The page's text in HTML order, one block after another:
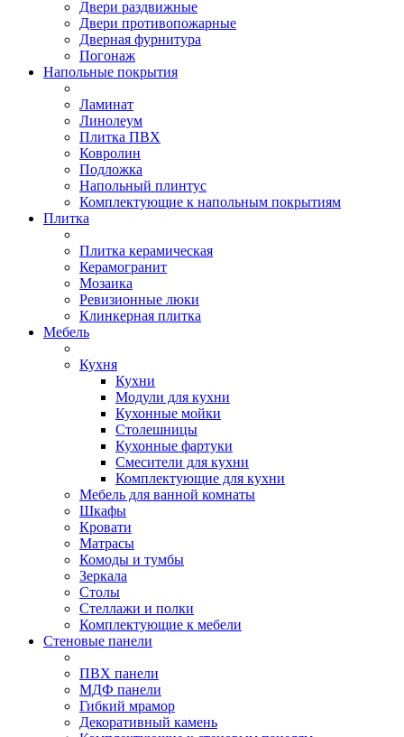
Двери раздвижные
Двери противопожарные
Дверная фурнитура
Погонаж
Напольные покрытия
Ламинат
Линолеум
Плитка ПВХ
Ковролин
Подложка
Напольный плинтус
Комплектующие к напольным покрытиям
Плитка
Плитка керамическая
Керамогранит
Мозаика
Ревизионные люки
Клинкерная плитка
Мебель
Кухня
Кухни
Модули для кухни
Кухонные мойки
Столешницы
Кухонные фартуки
Смесители для кухни
Комплектующие для кухни
Мебель для ванной комнаты
Шкафы
Кровати
Матрасы
Комоды и тумбы
Зеркала
Столы
Стеллажи и полки
Комплектующие к мебели
Стеновые панели
ПВХ панели
МДФ панели
Гибкий мрамор
Декоративный камень